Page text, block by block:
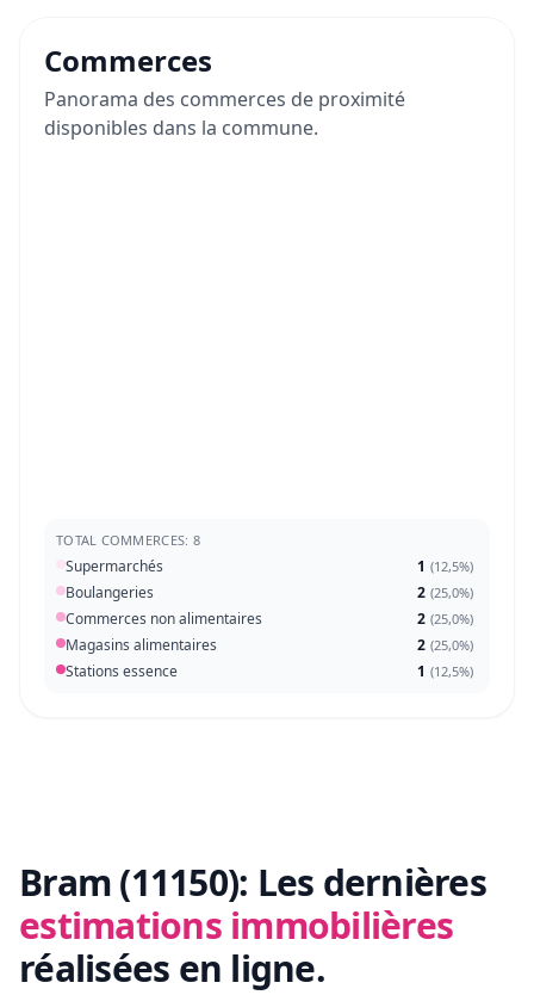
Commerces
Panorama des commerces de proximité
disponibles dans la commune.
TOTAL COMMERCES: 8
Supermarchés 1 (12,5%)
Boulangeries 2 (25,0%)
Commerces non alimentaires 2 (25,0%)
Magasins alimentaires 2 (25,0%)
Stations essence 1 (12,5%)
Bram (11150): Les dernières
estimations immobilières
réalisées en ligne.